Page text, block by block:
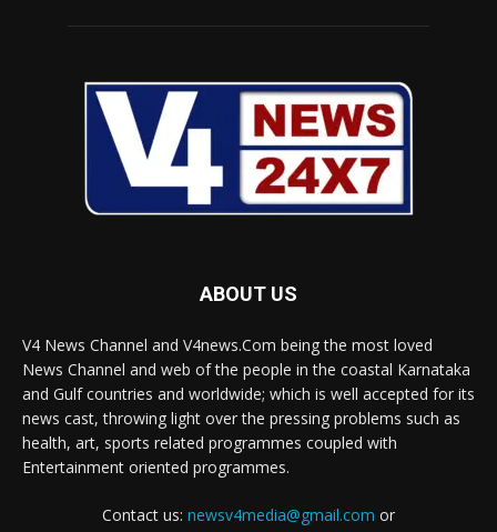
ABOUT US
V4 News Channel and V4news.Com being the most loved
News Channel and web of the people in the coastal Karnataka
and Gulf countries and worldwide; which is well accepted for its
news cast, throwing light over the pressing problems such as
health, art, sports related programmes coupled with
Entertainment oriented programmes.
Contact us: newsv4media@gmail.com or